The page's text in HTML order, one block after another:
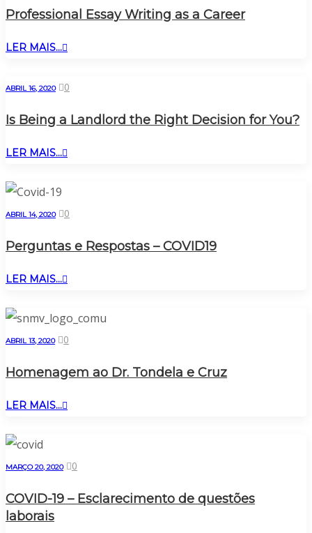
Professional Essay Writing as a Career
LER MAIS...
ABRIL 16, 2020 0
Is Being a Landlord the Right Decision for You?
LER MAIS...
ABRIL 14, 2020 0
Perguntas e Respostas – COVID19
LER MAIS...
ABRIL 13, 2020 0
Homenagem ao Dr. Tondela e Cruz
LER MAIS...
MARÇO 20, 2020 0
COVID-19 – Esclarecimento de questões
laborais